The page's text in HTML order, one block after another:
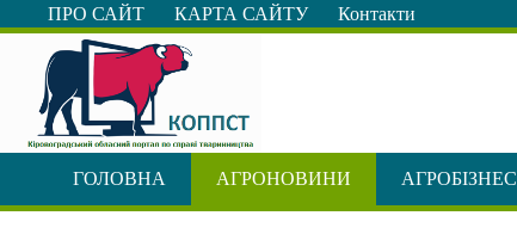
Перейти
до
ПРО САЙТ КАРТА САЙТУ Контакти
ГОЛОВНА АГРОНОВИНИ АГРОБІЗНЕС